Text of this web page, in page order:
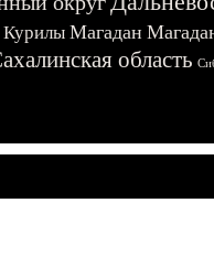
Курилы Магадан
область